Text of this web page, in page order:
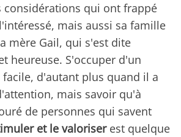
considérations qui ont frappé
mais aussi sa famille
mère Gail, qui s'est dite
heureuse. S'occuper d'un
d'autant plus quand il a
mais savoir qu'à
de personnes qui savent
et le valoriserest quelque